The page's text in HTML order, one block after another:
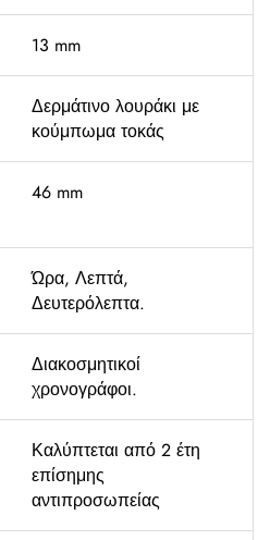
13 mm
Δερμάτινο λουράκι με
κούμπωμα τοκάς
46 mm
Ώρα, Λεπτά,
Δευτερόλεπτα.
Διακοσμητικοί
χρονογράφοι.
Καλύπτεται από 2 έτη
επίσημης
αντιπροσωπείας